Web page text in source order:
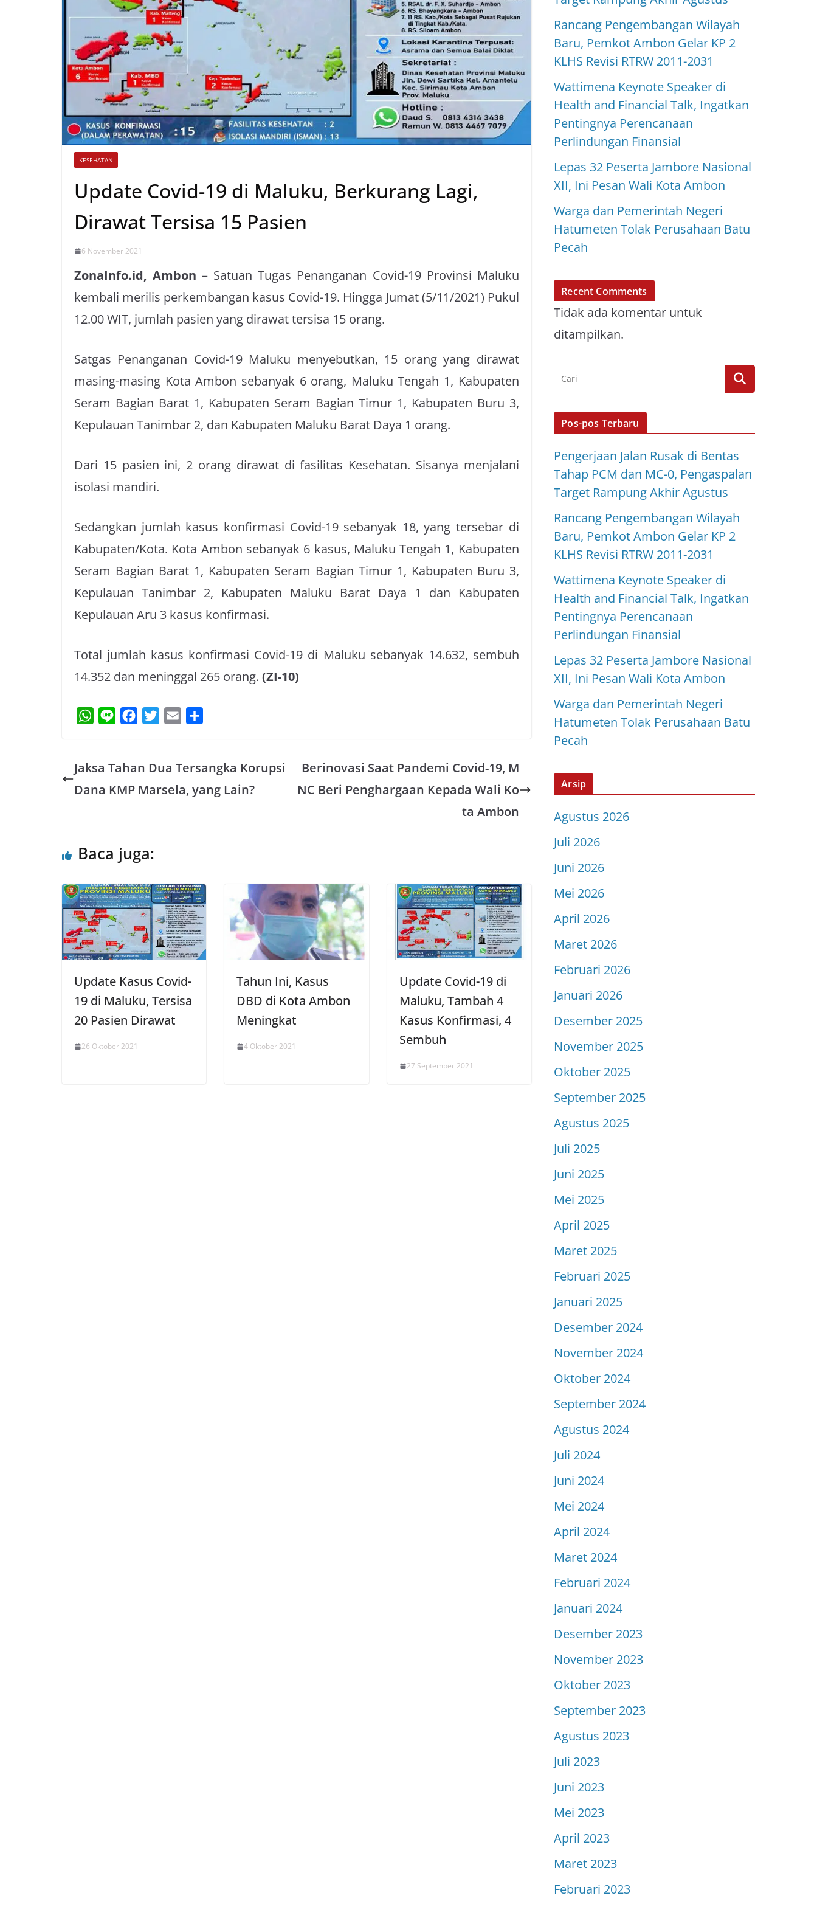
KESEHATAN
Update Covid-19 di Maluku, Berkurang Lagi,
Dirawat Tersisa 15 Pasien
6 November 2021
ZonaInfo.id, Ambon – Satuan Tugas Penanganan Covid-19 Provinsi Maluku
kembali merilis perkembangan kasus Covid-19. Hingga Jumat (5/11/2021) Pukul
12.00 WIT, jumlah pasien yang dirawat tersisa 15 orang.
Satgas Penanganan Covid-19 Maluku menyebutkan, 15 orang yang dirawat
masing-masing Kota Ambon sebanyak 6 orang, Maluku Tengah 1, Kabupaten
Seram Bagian Barat 1, Kabupaten Seram Bagian Timur 1, Kabupaten Buru 3,
Kepulauan Tanimbar 2, dan Kabupaten Maluku Barat Daya 1 orang.
Dari 15 pasien ini, 2 orang dirawat di fasilitas Kesehatan. Sisanya menjalani
isolasi mandiri.
Sedangkan jumlah kasus konfirmasi Covid-19 sebanyak 18, yang tersebar di
Kabupaten/Kota. Kota Ambon sebanyak 6 kasus, Maluku Tengah 1, Kabupaten
Seram Bagian Barat 1, Kabupaten Seram Bagian Timur 1, Kabupaten Buru 3,
Kepulauan Tanimbar 2, Kabupaten Maluku Barat Daya 1 dan Kabupaten
Kepulauan Aru 3 kasus konfirmasi.
Total jumlah kasus konfirmasi Covid-19 di Maluku sebanyak 14.632, sembuh
14.352 dan meninggal 265 orang. (ZI-10)
W
t
e
e
b
t
i
r
Jaksa Tahan Dua Tersangka Korupsi
Dana KMP Marsela, yang Lain?
Berinovasi Saat Pandemi Covid-19, M
NC Beri Penghargaan Kepada Wali Ko
ta Ambon
Baca juga:
Update Kasus Covid-
19 di Maluku, Tersisa
20 Pasien Dirawat
26 Oktober 2021
Tahun Ini, Kasus
DBD di Kota Ambon
Meningkat
4 Oktober 2021
Update Covid-19 di
Maluku, Tambah 4
Kasus Konfirmasi, 4
Sembuh
27 September 2021
Rancang Pengembangan Wilayah
Baru, Pemkot Ambon Gelar KP 2
KLHS Revisi RTRW 2011-2031
Wattimena Keynote Speaker di
Health and Financial Talk, Ingatkan
Pentingnya Perencanaan
Perlindungan Finansial
Lepas 32 Peserta Jambore Nasional
XII, Ini Pesan Wali Kota Ambon
Warga dan Pemerintah Negeri
Hatumeten Tolak Perusahaan Batu
Pecah
Recent Comments
Tidak ada komentar untuk
ditampilkan.
Pos-pos Terbaru
Pengerjaan Jalan Rusak di Bentas
Tahap PCM dan MC-0, Pengaspalan
Target Rampung Akhir Agustus
Rancang Pengembangan Wilayah
Baru, Pemkot Ambon Gelar KP 2
KLHS Revisi RTRW 2011-2031
Wattimena Keynote Speaker di
Health and Financial Talk, Ingatkan
Pentingnya Perencanaan
Perlindungan Finansial
Lepas 32 Peserta Jambore Nasional
XII, Ini Pesan Wali Kota Ambon
Warga dan Pemerintah Negeri
Hatumeten Tolak Perusahaan Batu
Pecah
Arsip
Agustus 2026
Juli 2026
Juni 2026
Mei 2026
April 2026
Maret 2026
Februari 2026
Januari 2026
Desember 2025
November 2025
Oktober 2025
September 2025
Agustus 2025
Juli 2025
Juni 2025
Mei 2025
April 2025
Maret 2025
Februari 2025
Januari 2025
Desember 2024
November 2024
Oktober 2024
September 2024
Agustus 2024
Juli 2024
Juni 2024
Mei 2024
April 2024
Maret 2024
Februari 2024
Januari 2024
Desember 2023
November 2023
Oktober 2023
September 2023
Agustus 2023
Juli 2023
Juni 2023
Mei 2023
April 2023
Maret 2023
Februari 2023